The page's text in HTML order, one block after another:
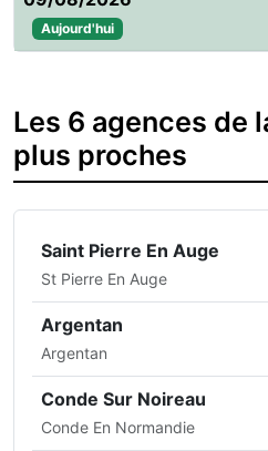
Aujourd'hui
Les 6 agences de
plus proches
Saint Pierre En Auge
St Pierre En Auge
Argentan
Argentan
Conde Sur Noireau
Conde En Normandie